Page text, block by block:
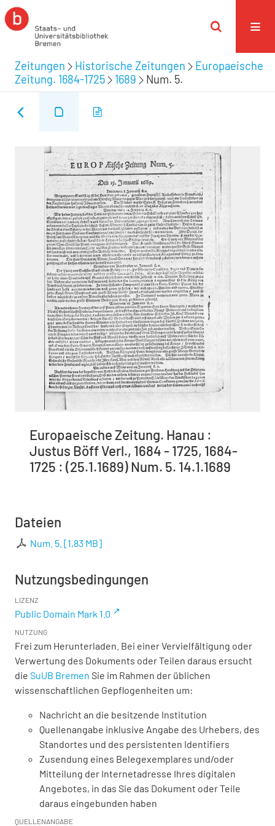
Zeitungen Historische Zeitungen
Europaeische
Zeitung. 1684-1725
1689 Num. 5.
Europaeische Zeitung. Hanau :
Justus Böff Verl., 1684 - 1725, 1684-
1725 : (25.1.1689) Num. 5. 14.1.1689
Dateien
Num. 5. [1,83 MB]
Nutzungsbedingungen
LIZENZ
Public Domain Mark 1.0
NUTZUNG
Frei zum Herunterladen. Bei einer Vervielfältigung oder
Verwertung des Dokuments oder Teilen daraus ersucht
die SuUB Bremen Sie im Rahmen der üblichen
wissenschaftlichen Gepflogenheiten um:
Nachricht an die besitzende Institution
Quellenangabe inklusive Angabe des Urhebers, des
Standortes und des persistenten Identifiers
Zusendung eines Belegexemplares und/oder
Mitteilung der Internetadresse Ihres digitalen
Angebotes, in das Sie das Dokument oder Teile
daraus eingebunden haben
QUELLENANGABE